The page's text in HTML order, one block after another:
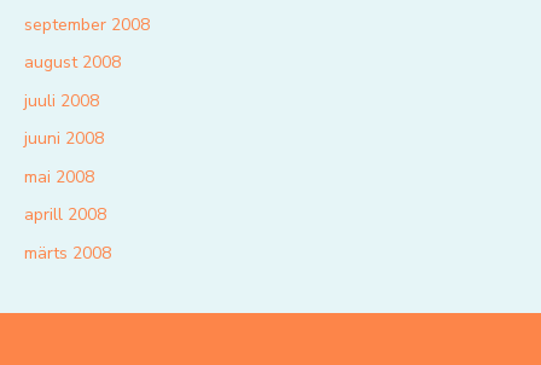
september 2008
august 2008
juuli 2008
juuni 2008
mai 2008
aprill 2008
märts 2008